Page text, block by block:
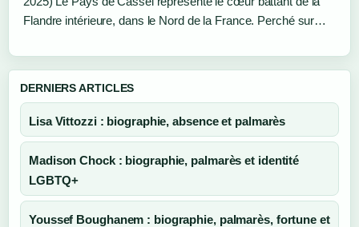
Flandre intérieure, dans le Nord de la France. Perché sur…
DERNIERS ARTICLES
Lisa Vittozzi : biographie, absence et palmarès
Madison Chock : biographie, palmarès et identité
LGBTQ+
Youssef Boughanem : biographie, palmarès, fortune et